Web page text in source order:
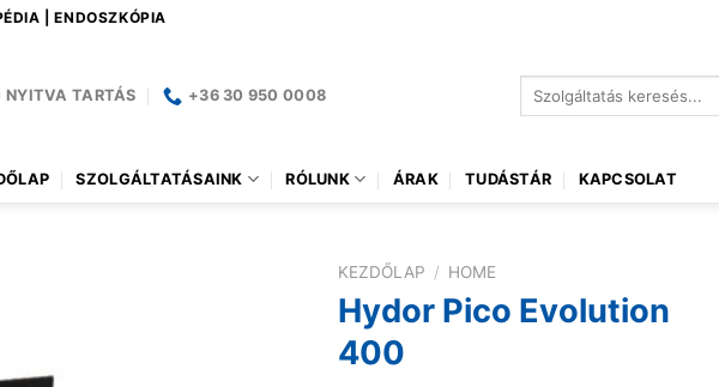
| ENDOSZKÓPIA
NYITVA TARTÁS +36 30 950 0008
Keresés
SZOLGÁLTATÁSAINK RÓLUNK ÁRAK TUDÁSTÁR KAPCSOLAT
KEZDŐLAP / HOME
Hydor Pico Evolution
400